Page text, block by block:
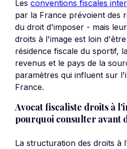
Les conventions fiscales
par la France prévoient des
du droit d'imposer - mais
droits à l'image est loin
résidence fiscale du sportif,
revenus et le pays de la
paramètres qui influent sur
France.
Avocat fiscaliste droits à
pourquoi consulter avant
La structuration des droits à